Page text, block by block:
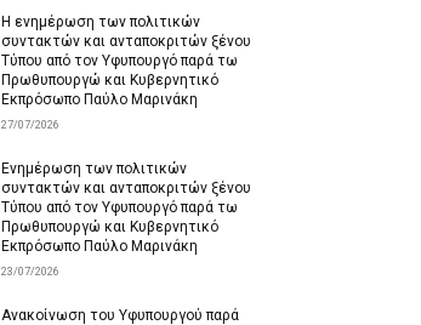
Η ενημέρωση των πολιτικών
συντακτών και ανταποκριτών ξένου
Τύπου από τον Υφυπουργό παρά τω
Πρωθυπουργώ και Κυβερνητικό
Εκπρόσωπο Παύλο Μαρινάκη
27/07/2026
Ενημέρωση των πολιτικών
συντακτών και ανταποκριτών ξένου
Τύπου από τον Υφυπουργό παρά τω
Πρωθυπουργώ και Κυβερνητικό
Εκπρόσωπο Παύλο Μαρινάκη
23/07/2026
Ανακοίνωση του Υφυπουργού παρά